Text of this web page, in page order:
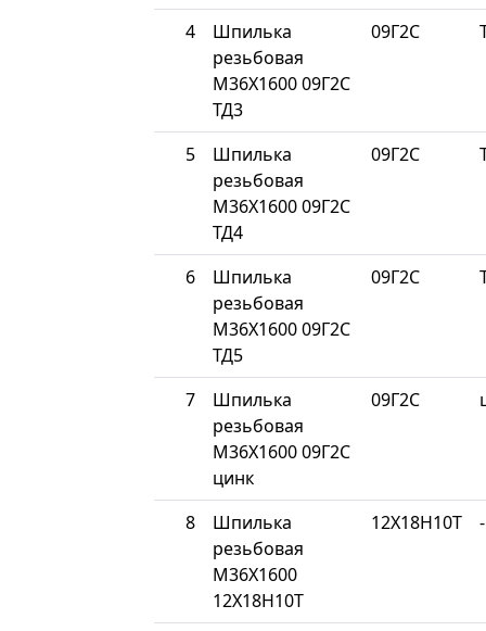
4
Шпилька
резьбовая
М36Х1600 09Г2С
ТД3
09Г2С
5
Шпилька
резьбовая
М36Х1600 09Г2С
ТД4
09Г2С
6
Шпилька
резьбовая
М36Х1600 09Г2С
ТД5
09Г2С
7
Шпилька
резьбовая
М36Х1600 09Г2С
цинк
09Г2С
8
Шпилька
резьбовая
М36Х1600
12Х18Н10Т
12Х18Н10Т -